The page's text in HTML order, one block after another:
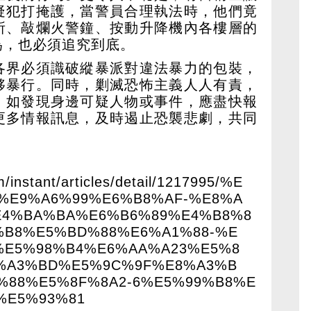
打掩護，當警員合理執法時，他們竟
敲爛火警鐘、按動升降機內各樓層的
也必須追究到底。
必須識破縱暴派對違法暴力的包裝，
行。同時，剿滅恐怖主義人人有責，
發現身邊可疑人物或事件，應盡快報
情報訊息，及時遏止恐襲悲劇，共同
instant/articles/detail/1217995/%E
%E8%A
%E
6%E5%99%B8%E